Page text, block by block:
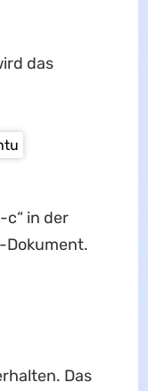
das
c“ in der
Dokument.
Das